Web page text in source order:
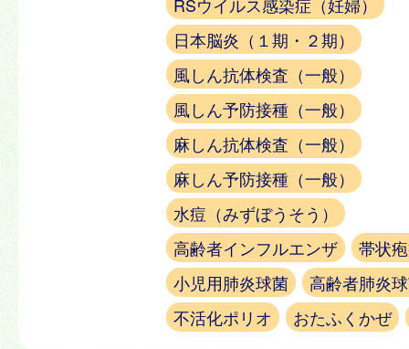
日本脳炎（１期・２期）
風しん抗体検査（一般）
風しん予防接種（一般）
麻しん抗体検査（一般）
麻しん予防接種（一般）
水痘（みずぼうそう）
高齢者インフルエンザ
帯状
小児用肺炎球菌
高齢者肺炎
不活化ポリオ
おたふくかぜ